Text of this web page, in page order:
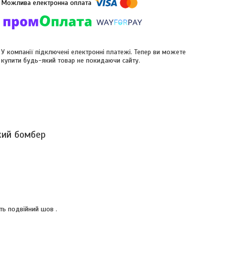
У компанії підключені електронні платежі. Тепер ви можете
купити будь-який товар не покидаючи сайту.
бомбер
подвійний шов .